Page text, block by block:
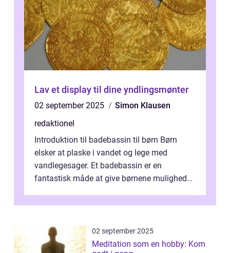
Lav et display til dine yndlingsmønter
02 september 2025
Simon Klausen
redaktionel
Introduktion til badebassin til børn Børn
elsker at plaske i vandet og lege med
vandlegesager. Et badebassin er en
fantastisk måde at give børnene mulighed
me...
02 september 2025
Meditation som en hobby: Kom